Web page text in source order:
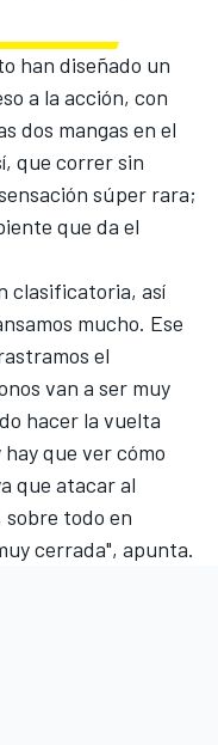
han diseñado un
a la acción, con
dos mangas en el
que correr sin
súper rara;
que da el
clasificatoria, así
mucho. Ese
el
van a ser muy
hacer la vuelta
que ver cómo
que atacar al
todo en
cerrada", apunta.